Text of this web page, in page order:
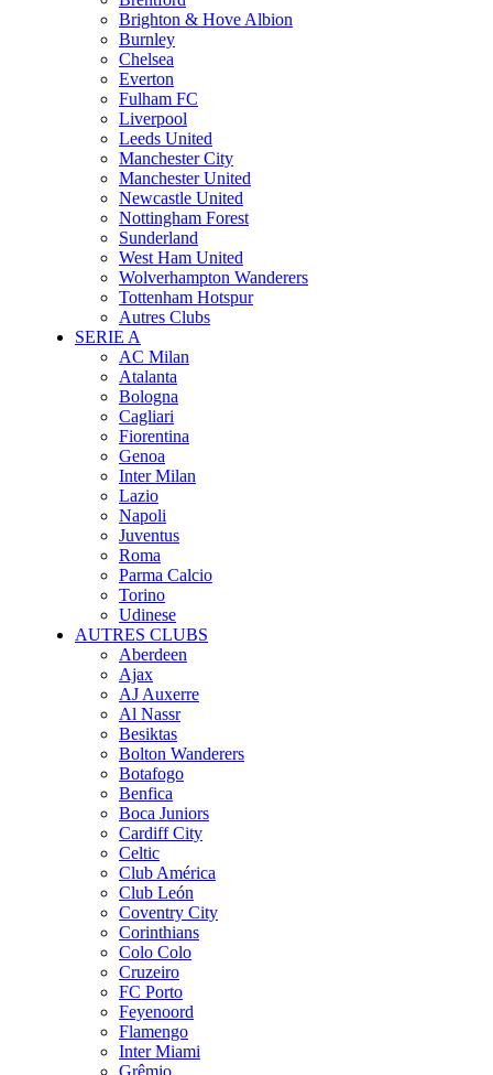
Brighton & Hove Albion
Burnley
Chelsea
Everton
Fulham FC
Liverpool
Leeds United
Manchester City
Manchester United
Newcastle United
Nottingham Forest
Sunderland
West Ham United
Wolverhampton Wanderers
Tottenham Hotspur
Autres Clubs
SERIE A
AC Milan
Atalanta
Bologna
Cagliari
Fiorentina
Genoa
Inter Milan
Lazio
Napoli
Juventus
Roma
Parma Calcio
Torino
Udinese
AUTRES CLUBS
Aberdeen
Ajax
AJ Auxerre
Al Nassr
Besiktas
Bolton Wanderers
Botafogo
Benfica
Boca Juniors
Cardiff City
Celtic
Club América
Club León
Coventry City
Corinthians
Colo Colo
Cruzeiro
FC Porto
Feyenoord
Flamengo
Inter Miami
Grêmio